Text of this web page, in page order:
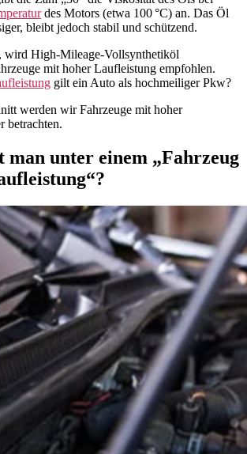
des Motors (etwa 100 °C) an. Das Öl
bleibt jedoch stabil und schützend.
wird High-Mileage-Vollsynthetiköl
mit hoher Laufleistung empfohlen.
gilt ein Auto als hochmeiliger Pkw?
werden wir Fahrzeuge mit hoher
betrachten.
man unter einem „Fahrzeug